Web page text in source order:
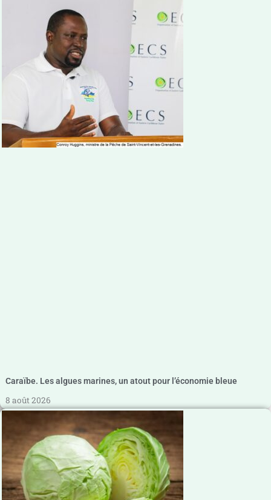
Caraïbe. Les algues marines, un atout pour l’économie bleue
8 août 2026